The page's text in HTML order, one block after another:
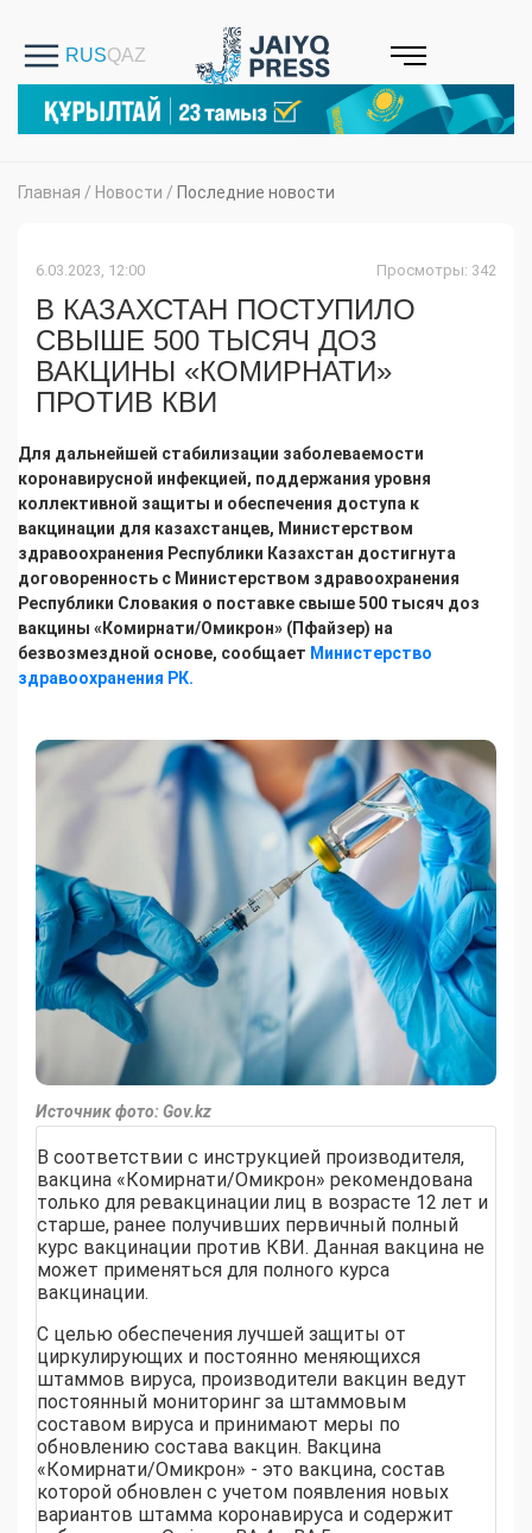
Главная / Новости / Последние новости
6.03.2023, 12:00 Просмотры: 342
В КАЗАХСТАН ПОСТУПИЛО
СВЫШЕ 500 ТЫСЯЧ ДОЗ
ВАКЦИНЫ «КОМИРНАТИ»
ПРОТИВ КВИ
Для дальнейшей стабилизации заболеваемости
коронавирусной инфекцией, поддержания уровня
коллективной защиты и обеспечения доступа к
вакцинации для казахстанцев, Министерством
здравоохранения Республики Казахстан достигнута
договоренность с Министерством здравоохранения
Республики Словакия о поставке свыше 500 тысяч доз
вакцины «Комирнати/Омикрон» (Пфайзер) на
безвозмездной основе, сообщает Министерство
здравоохранения РК.
Источник фото: Gov.kz
В соответствии с инструкцией производителя,
вакцина «Комирнати/Омикрон» рекомендована
только для ревакцинации лиц в возрасте 12 лет и
старше, ранее получивших первичный полный
курс вакцинации против КВИ. Данная вакцина не
может применяться для полного курса
вакцинации.
С целью обеспечения лучшей защиты от
циркулирующих и постоянно меняющихся
штаммов вируса, производители вакцин ведут
постоянный мониторинг за штаммовым
составом вируса и принимают меры по
обновлению состава вакцин. Вакцина
«Комирнати/Омикрон» - это вакцина, состав
которой обновлен с учетом появления новых
вариантов штамма коронавируса и содержит